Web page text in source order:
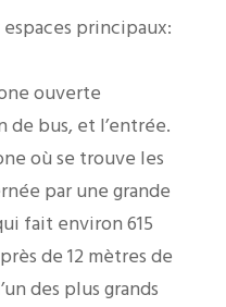
espaces principaux:
ouverte
bus, et l’entrée.
où se trouve les
par une grande
fait environ 615
de 12 mètres de
des plus grands